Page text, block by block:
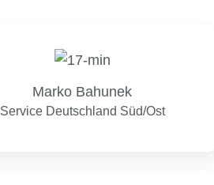
Bahunek
Marko Bahunek
Service Deutschland Süd/Ost